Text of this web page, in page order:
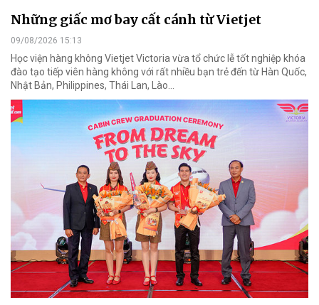
Những giấc mơ bay cất cánh từ Vietjet
09/08/2026 15:13
Học viện hàng không Vietjet Victoria vừa tổ chức lễ tốt nghiệp khóa
đào tạo tiếp viên hàng không với rất nhiều bạn trẻ đến từ Hàn Quốc,
Nhật Bản, Philippines, Thái Lan, Lào…